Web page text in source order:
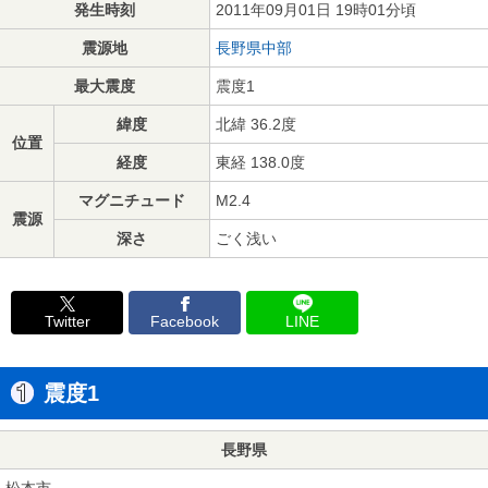
発生時刻 2011年09月01日 19時01分頃
震源地 長野県中部
最大震度 震度1
位置
緯度 北緯 36.2度
経度 東経 138.0度
震源
マグニチュード M2.4
深さ ごく浅い
Twitter Facebook LINE
震度1
長野県